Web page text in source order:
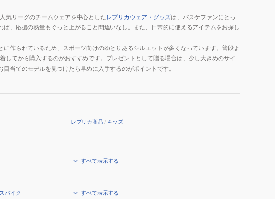
気リーグのチームウェアを中心としたレプリカウェア・グッズは、バスケファンにとっ
ば、応援の熱量もぐっと上がること間違いなし。また、日常的に使えるアイテムをお探し
作られているため、スポーツ向けのゆとりあるシルエットが多くなっています。普段よ
てから購入するのがおすすめです。プレゼントとして贈る場合は、少し大きめのサイ
当てのモデルを見つけたら早めに入手するのがポイントです。
レプリカ商品/ キッズ
すべて表示する
パイク すべて表示する